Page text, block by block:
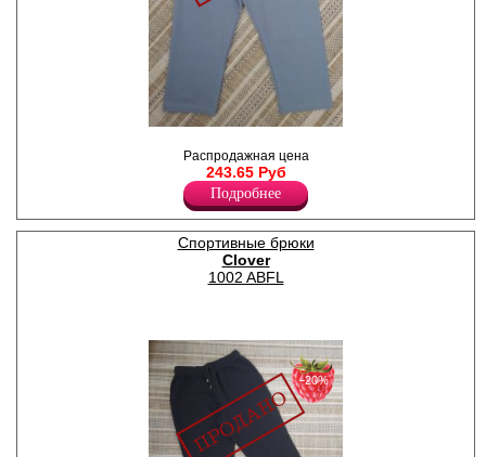
добавлением лайкры,
однотонные, мягкие и
эластичные, пояс на
резинке.
Лайкра 5%
Хлопок 95%
Распродажная цена
243.65 Руб
Подробнее
Спортивные брюки
Clover
1002 ABFL
−20%